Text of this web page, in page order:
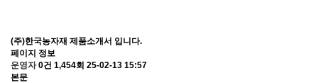
(주)한국농자재 제품소개서 입니다.
페이지 정보
운영자 0건 1,454회 25-02-13 15:57
본문